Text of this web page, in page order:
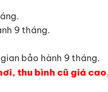
9 tháng.
bảo hành 9 tháng.
thu bình cũ giá